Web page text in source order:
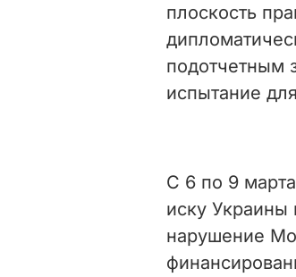
плоскость
подотчетным
испытание
С 6 по 9
иску Украины
нарушение